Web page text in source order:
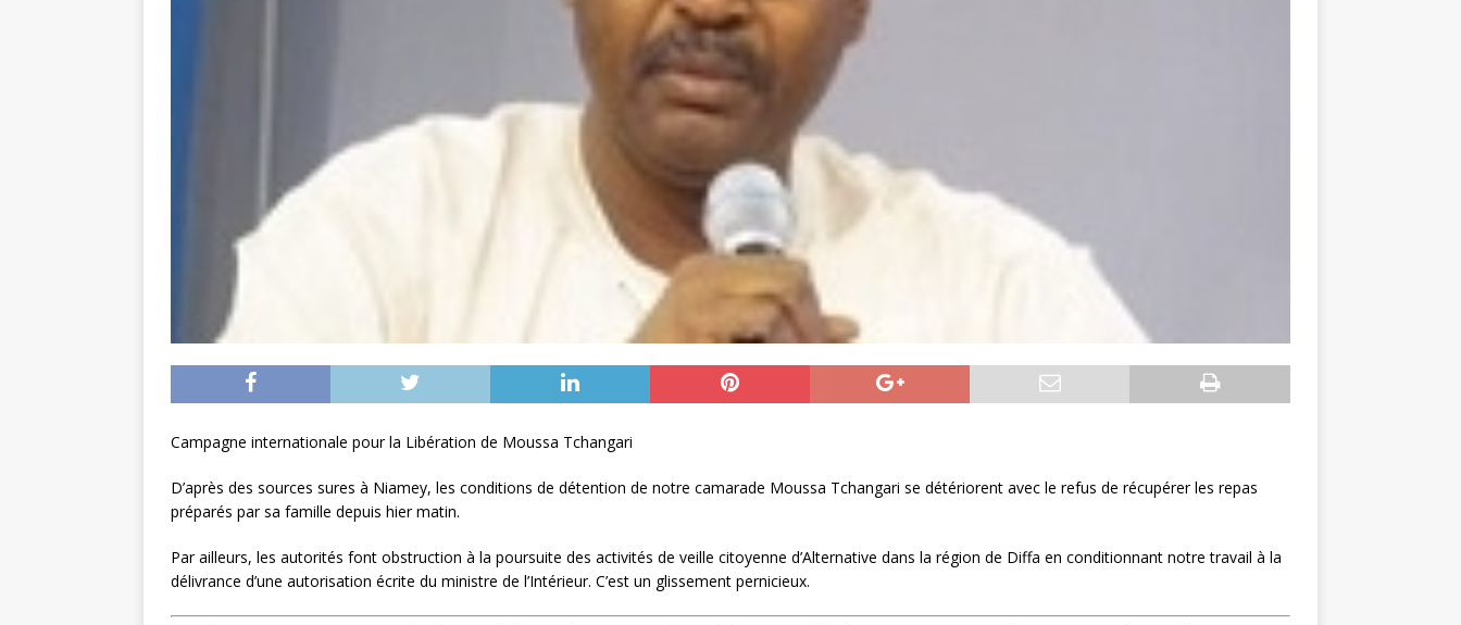
Campagne internationale pour la Libération de Moussa Tchangari
D’après des sources sures à Niamey, les conditions de détention de notre camarade Moussa Tchangari se détériorent avec le refus de récupérer les repas
préparés par sa famille depuis hier matin.
Par ailleurs, les autorités font obstruction à la poursuite des activités de veille citoyenne d’Alternative dans la région de Diffa en conditionnant notre travail à la
délivrance d’une autorisation écrite du ministre de l’Intérieur. C’est un glissement pernicieux.